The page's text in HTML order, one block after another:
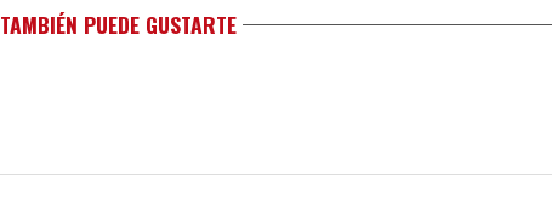
TAMBIÉN PUEDE GUSTARTE